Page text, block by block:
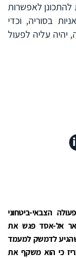
לאפשרות
בסוריה, וכדי
עליה לפעול
הצבאי-ביטחוני
אל-אסד פגש את
לדמשק למעמד
כי הוא משקף את